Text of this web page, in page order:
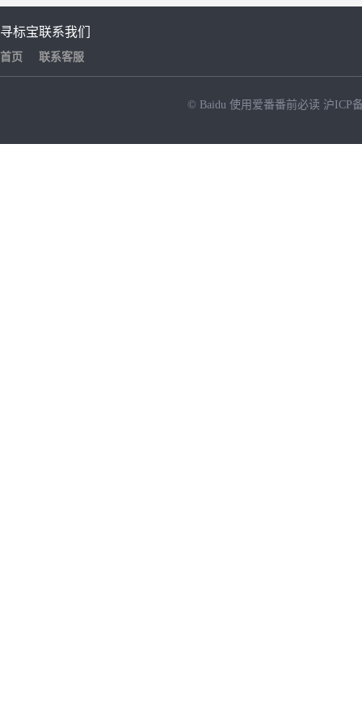
寻标宝
首页
联系我们
联系客服
© Baidu 使用爱番番前必读 沪ICP